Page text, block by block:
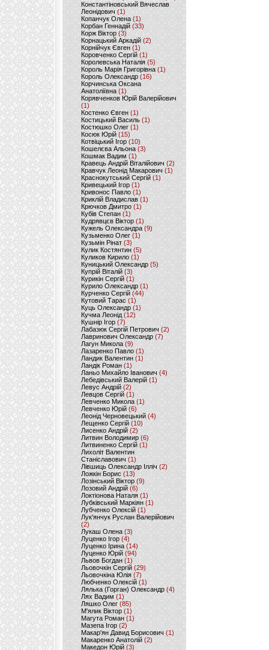
Константіновський Вячеслав
Леонідович (1)
Копанчук Олена (1)
Корбан Геннадій (33)
Корж Віктор (3)
Корнацький Аркадій (2)
Корнійчук Євген (1)
Коровченко Сергій (1)
Королевська Наталія(5)
Король Марія Григорівна (1)
Король Олександр (16)
Корчинська Оксана
Анатоліївна (1)
Корявченков Юрій Валерійович
(1)
Костенко Євген (1)
Костицький Василь (1)
Костюшко Олег (1)
Косюк Юрій (15)
Котвіцький Ігор (10)
Кошелєва Альона(3)
Кошмак Вадим (1)
Кравець Андрій Віталійович (2)
Кравчук Леонід Макарович (1)
Краснокутський Сергій (1)
Кривецький Ігор (1)
Кривонос Павло (1)
Криклій Владислав (1)
Крючков Дмитро(1)
Кубів Степан(1)
Кудрявцєв Віктор (1)
Кужель Олександра (9)
Кузьменко Олег (1)
Кузьмін Рінат(3)
Кулик Костянтин(5)
Куликов Кирило (1)
Куницький Олександр (5)
Купрій Віталій (3)
Курикін Сергій(1)
Курило Олександр (1)
Курченко Сергій (44)
Кутовий Тарас (1)
Куць Олександр (1)
Кучма Леонід (12)
Кушнір Ігор(7)
Лабазюк Сергій Петрович (2)
Лавринович Олександр(7)
Лагун Микола(9)
Лазаренко Павло (1)
Ландик Валентин (1)
Ландік Роман (1)
Ланьо Михайло Іванович(4)
Лебедівський Валерій(1)
Левус Андрій(2)
Левцов Сергій (1)
Левченко Микола (1)
Левченко Юрій (6)
Леонід Черновецький (4)
Лещенко Сергій (10)
Лисенко Андрій (2)
Литвин Володимир (6)
Литвиненко Сергій (1)
Лихоліт Валентин
Станіславович (1)
Лівшиць Олександр Ілліч (2)
Ложкін Борис(13)
Лозінський Віктор(9)
Лозовий Андрій (6)
Локтіонова Наталя (1)
Лубківський Маркіян(1)
Лубченко Олексій (1)
Лук'янчук Руслан Валерійович
(2)
Лукаш Олена (3)
Луценко Ігор (4)
Луценко Ірина (14)
Луценко Юрій (94)
Львов Богдан (1)
Льовочкін Сергій (29)
Льовочкіна Юлія(7)
Любченко Олексій(1)
Лялька (Горган) Олександр(4)
Лях Вадим (1)
Ляшко Олег (85)
М'ялик Віктор(1)
Магута Роман(1)
Мазепа Ігор (2)
Макар'ян Давид Борисович(1)
Макаренко Анатолій (2)
Македон Юрій(3)